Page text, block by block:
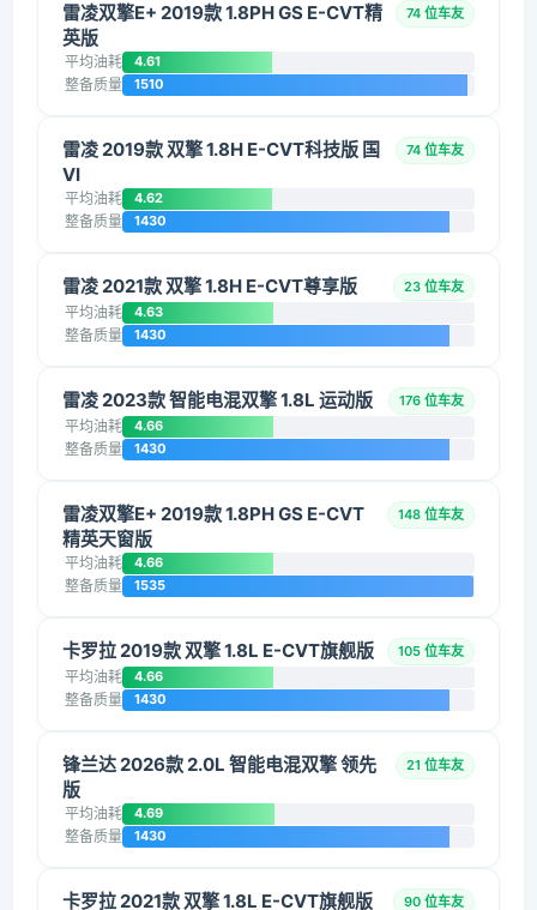
雷凌双擎E+ 2019款 1.8PH GS E-CVT精
英版
74 位车友
平均油耗 4.61
整备质量 1510
雷凌 2019款 双擎 1.8H E-CVT科技版 国
VI
74 位车友
平均油耗 4.62
整备质量 1430
雷凌 2021款 双擎 1.8H E-CVT尊享版 23 位车友
平均油耗 4.63
整备质量 1430
雷凌 2023款 智能电混双擎 1.8L 运动版 176 位车友
平均油耗 4.66
整备质量 1430
雷凌双擎E+ 2019款 1.8PH GS E-CVT
精英天窗版
148 位车友
平均油耗 4.66
整备质量 1535
卡罗拉 2019款 双擎 1.8L E-CVT旗舰版 105 位车友
平均油耗 4.66
整备质量 1430
锋兰达 2026款 2.0L 智能电混双擎 领先
版
21 位车友
平均油耗 4.69
整备质量 1430
卡罗拉 2021款 双擎 1.8L E-CVT旗舰版 90 位车友